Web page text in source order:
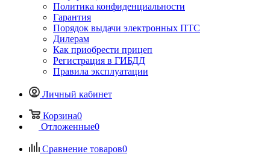
Политика конфиденциальности
Гарантия
Порядок выдачи электронных ПТС
Дилерам
Как приобрести прицеп
Регистрация в ГИБДД
Правила эксплуатации
Личный кабинет
Корзина0
Отложенные0
Сравнение товаров0